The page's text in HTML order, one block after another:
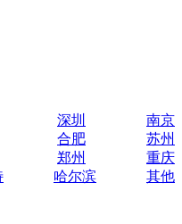
深圳
南京
合肥
苏州
郑州
重庆
哈尔滨
其他